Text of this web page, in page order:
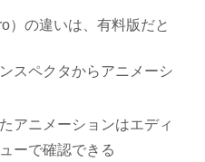
）の違いは、有料版だと
スペクタからアニメーシ
アニメーションはエディ
ーで確認できる